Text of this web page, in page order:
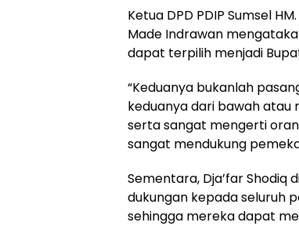
Ketua DPD PDIP Sumsel
Made Indrawan
dapat terpilih menjadi
“Keduanya bukanlah
keduanya dari bawah atau
serta sangat mengerti
sangat mendukung
Sementara, Dja’far
dukungan kepada seluruh
sehingga mereka dapat